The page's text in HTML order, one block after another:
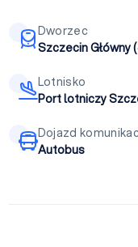
Dworzec
Szczecin Główny
Lotnisko
Port lotniczy
Dojazd
Autobus